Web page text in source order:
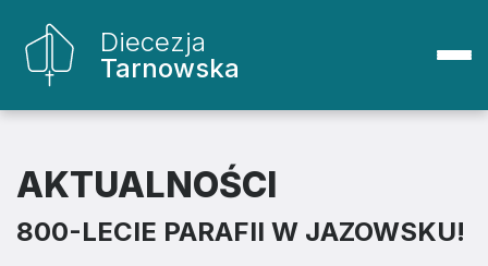
Diecezja
Tarnowska
AKTUALNOŚCI
800-LECIE PARAFII W JAZOWSKU!